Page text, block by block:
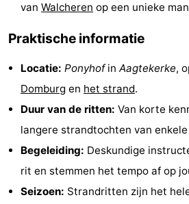
Monumenten
Molens
-
Vuurtorens
-
Uitkijkpunten
Attracties
van Walcheren op een unieke
Praktische informatie
Locatie: Ponyhofin Aagtekerke,
Domburg en het strand.
Duur van de ritten: Van korte
langere strandtochten van
Begeleiding: Deskundige
rit en stemmen het tempo af op
Seizoen: Strandritten zijn het